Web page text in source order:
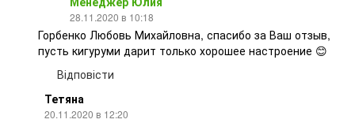
28.11.2020 в 10:18
Горбенко Любовь Михайловна, спасибо за Ваш отзыв,
пусть кигуруми дарит только хорошее настроение 😊
Відповісти
Тетяна
20.11.2020 в 12:20